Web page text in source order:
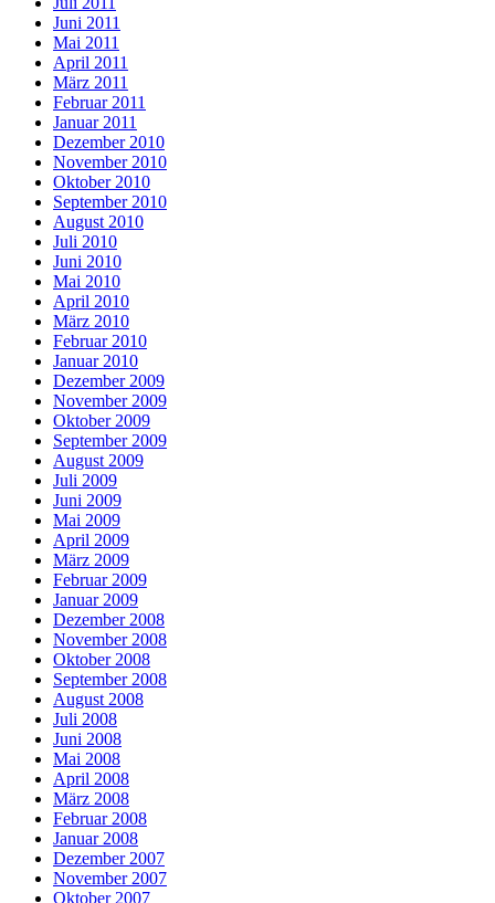
Juni 2011
Mai 2011
April 2011
März 2011
Februar 2011
Januar 2011
Dezember 2010
November 2010
Oktober 2010
September 2010
August 2010
Juli 2010
Juni 2010
Mai 2010
April 2010
März 2010
Februar 2010
Januar 2010
Dezember 2009
November 2009
Oktober 2009
September 2009
August 2009
Juli 2009
Juni 2009
Mai 2009
April 2009
März 2009
Februar 2009
Januar 2009
Dezember 2008
November 2008
Oktober 2008
September 2008
August 2008
Juli 2008
Juni 2008
Mai 2008
April 2008
März 2008
Februar 2008
Januar 2008
Dezember 2007
November 2007
Oktober 2007